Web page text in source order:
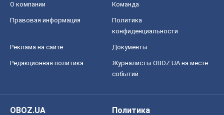
О компании Команда
Правовая информация
Политика
конфиденциальности
Реклама на сайте Документы
Редакционная политика
Журналисты OBOZ.UA на месте
событий
OBOZ.UA
Политика